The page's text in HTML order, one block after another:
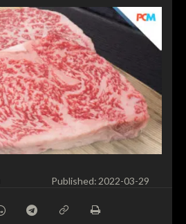
Published: 2022-03-29